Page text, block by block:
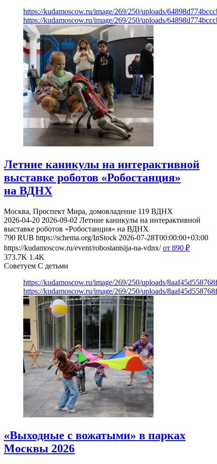
https://kudamoscow.ru/image/269/250/uploads/
https://kudamoscow.ru/image/269/250/uploads/
Летние каникулы на интерактивной
выставке роботов «Робостанция»
на ВДНХ
Москва, Проспект Мира, домовладение 119 ВДНХ
2026-04-20 2026-09-02 Летние каникулы на интерактивной
выставке роботов «Робостанция» на ВДНХ
790 RUB https://schema.org/InStock 2026-07-28T00:00:00+03:00
https://kudamoscow.ru/event/robostantsija-na-vdnx/ от 890 ₽
373.7K 1.4K
Советуем С детьми
https://kudamoscow.ru/image/269/250/uploads/
https://kudamoscow.ru/image/269/250/uploads/
«Выходные с вожатыми» в парках
Москвы 2026